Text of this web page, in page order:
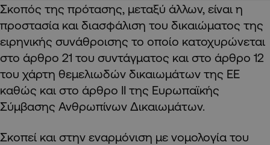
Σκοπός της πρότασης, μεταξύ άλλων, είναι η
προστασία και διασφάλιση του δικαιώματος της
ειρηνικής συνάθροισης το οποίο κατοχυρώνεται
στο άρθρο 21 του συντάγματος και στο άρθρο 12
του χάρτη θεμελιωδών δικαιωμάτων της ΕΕ
καθώς και στο άρθρο ΙΙ της Ευρωπαϊκής
Σύμβασης Ανθρωπίνων Δικαιωμάτων.
Σκοπεί και στην εναρμόνιση με νομολογία του